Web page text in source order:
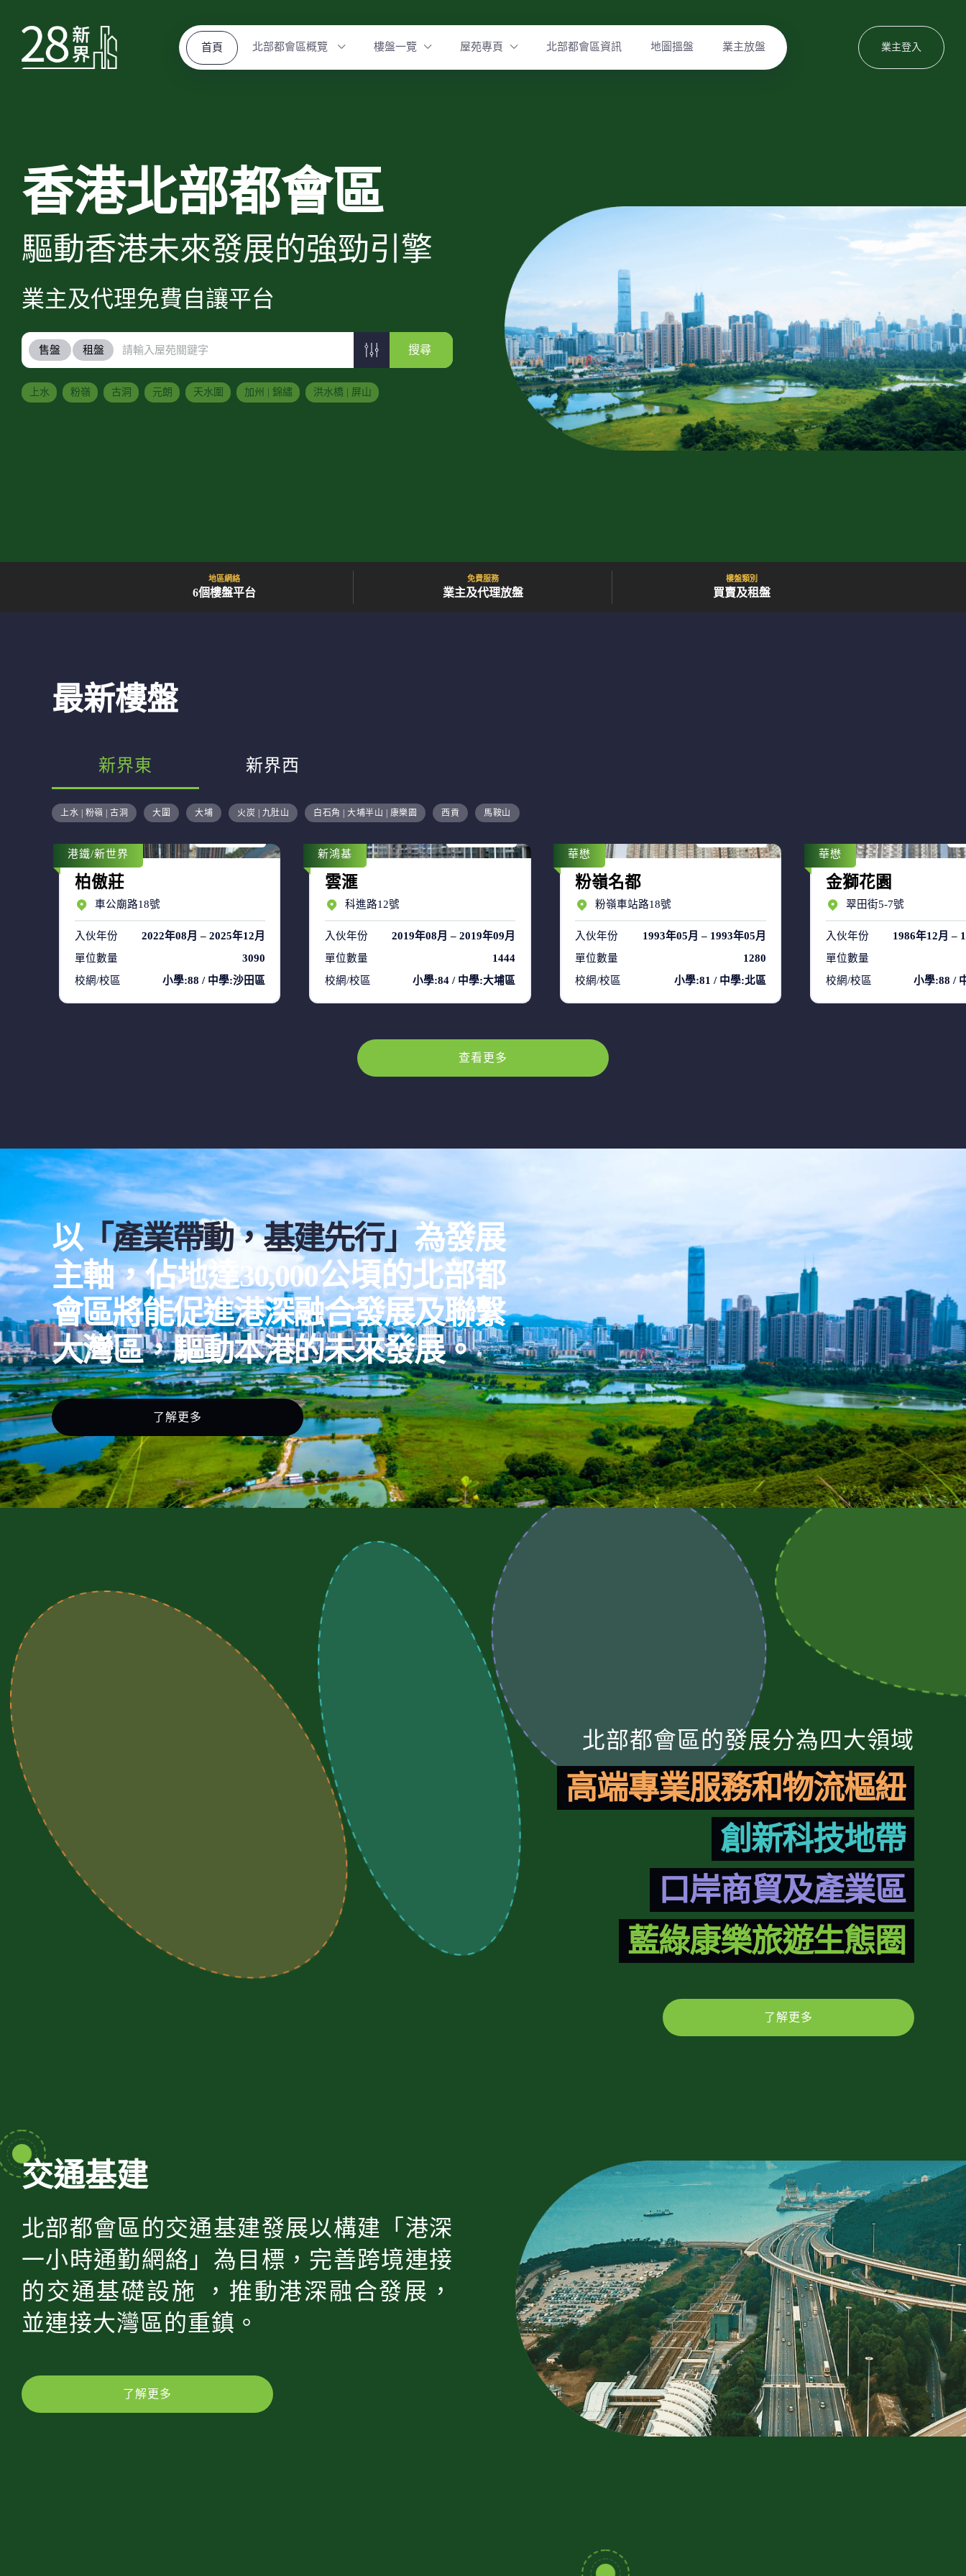
首頁 北部都會區概覽 樓盤一覽 屋苑專頁 北部都會區資訊 地圖搵盤 業主放盤 業主登入
香港北部都會區
驅動香港未來發展的強勁引擎
業主及代理免費自讓平台
售盤 租盤 搜尋
上水 粉嶺 古洞 元朗 天水圍 加州 | 錦繡 洪水橋 | 屏山
地區網絡
6個樓盤平台
免費服務
業主及代理放盤
樓盤類別
買賣及租盤
最新樓盤
新界東 新界西
上水 | 粉嶺 | 古洞 大圍 大埔 火炭 | 九肚山 白石角 | 大埔半山 | 康樂園 西貢 馬鞍山
售盤 44
港鐵/新世界
柏傲莊
車公廟路18號
入伙年份
2022年08月 – 2025年12月
單位數量
3090
校網/校區
小學:88 / 中學:沙田區
售盤 17
新鴻基
雲滙
科進路12號
入伙年份
2019年08月 – 2019年09月
單位數量
1444
校網/校區
小學:84 / 中學:大埔區
華懋
粉嶺名都
粉嶺車站路18號
入伙年份
1993年05月 – 1993年05月
單位數量
1280
校網/校區
小學:81 / 中學:北區
華懋
金獅花園
翠田街5-7號
入伙年份
1986年12月 –
單位數量
校網/校區
小學:88 /
查看更多
以「產業帶動，基建先行」為發展
主軸，佔地達30,000公頃的北部都
會區將能促進港深融合發展及聯繫
大灣區，驅動本港的未來發展。
了解更多
北部都會區的發展分為四大領域
高端專業服務和物流樞紐
創新科技地帶
口岸商貿及產業區
藍綠康樂旅遊生態圈
了解更多
交通基建
北部都會區的交通基建發展以構建「港深
一小時通勤網絡」為目標，完善跨境連接
的交通基礎設施 ，推動港深融合發展，
並連接大灣區的重鎮。
了解更多